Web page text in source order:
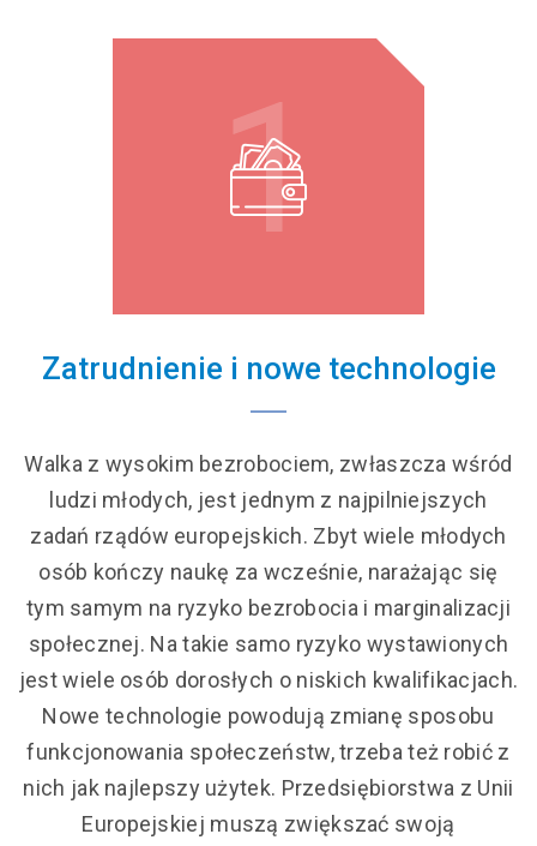
1
Zatrudnienie i nowe technologie
Walka z wysokim bezrobociem, zwłaszcza wśród
ludzi młodych, jest jednym z najpilniejszych
zadań rządów europejskich. Zbyt wiele młodych
osób kończy naukę za wcześnie, narażając się
tym samym na ryzyko bezrobocia i marginalizacji
społecznej. Na takie samo ryzyko wystawionych
jest wiele osób dorosłych o niskich kwalifikacjach.
Nowe technologie powodują zmianę sposobu
funkcjonowania społeczeństw, trzeba też robić z
nich jak najlepszy użytek. Przedsiębiorstwa z Unii
Europejskiej muszą zwiększać swoją